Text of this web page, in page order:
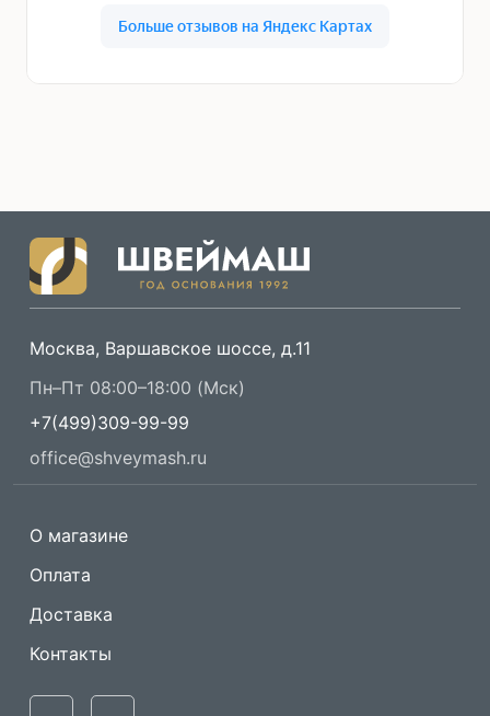
Москва, Варшавское шоссе, д.11
Пн–Пт 08:00–18:00 (Мск)
+7(499)309-99-99
office@shveymash.ru
О магазине
Оплата
Доставка
Контакты